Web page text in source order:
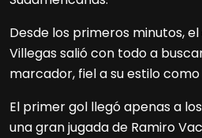
Desde los primeros minutos,
Villegas salió con todo a
marcador, fiel a su estilo como
El primer gol llegó apenas a
una gran jugada de Ramiro